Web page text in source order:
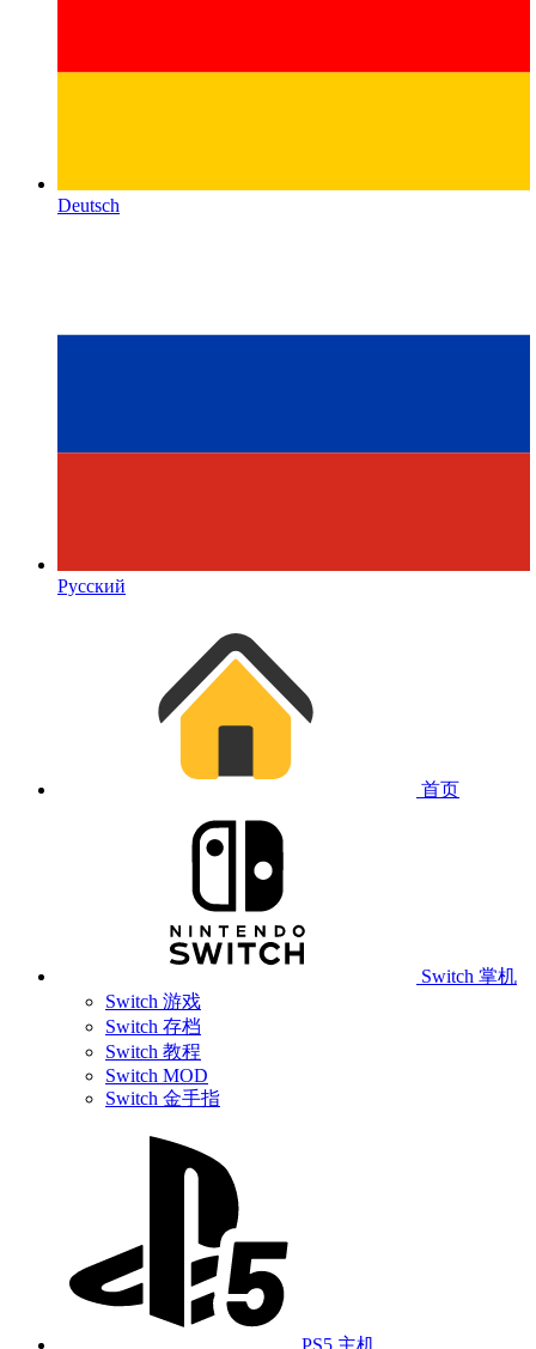
Deutsch
Русский
首页
Switch 掌机
Switch 游戏
Switch 存档
Switch 教程
Switch MOD
Switch 金手指